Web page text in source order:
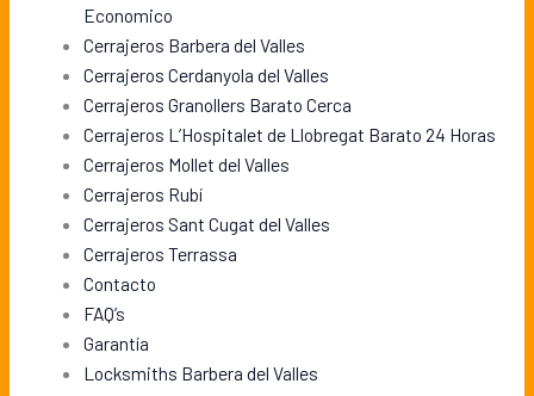
Economico
Cerrajeros Barbera del Valles
Cerrajeros Cerdanyola del Valles
Cerrajeros Granollers Barato Cerca
Cerrajeros L’Hospitalet de Llobregat Barato 24 Horas
Cerrajeros Mollet del Valles
Cerrajeros Rubí
Cerrajeros Sant Cugat del Valles
Cerrajeros Terrassa
Contacto
FAQ’s
Garantía
Locksmiths Barbera del Valles